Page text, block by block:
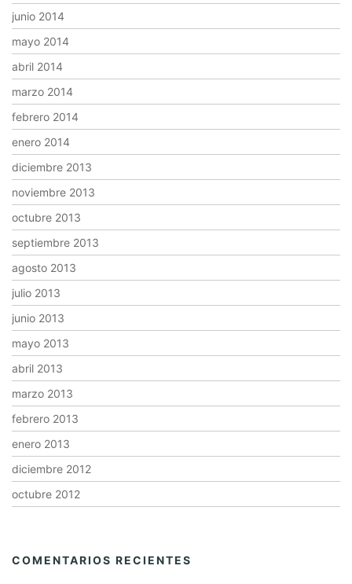
junio 2014
mayo 2014
abril 2014
marzo 2014
febrero 2014
enero 2014
diciembre 2013
noviembre 2013
octubre 2013
septiembre 2013
agosto 2013
julio 2013
junio 2013
mayo 2013
abril 2013
marzo 2013
febrero 2013
enero 2013
diciembre 2012
octubre 2012
COMENTARIOS RECIENTES